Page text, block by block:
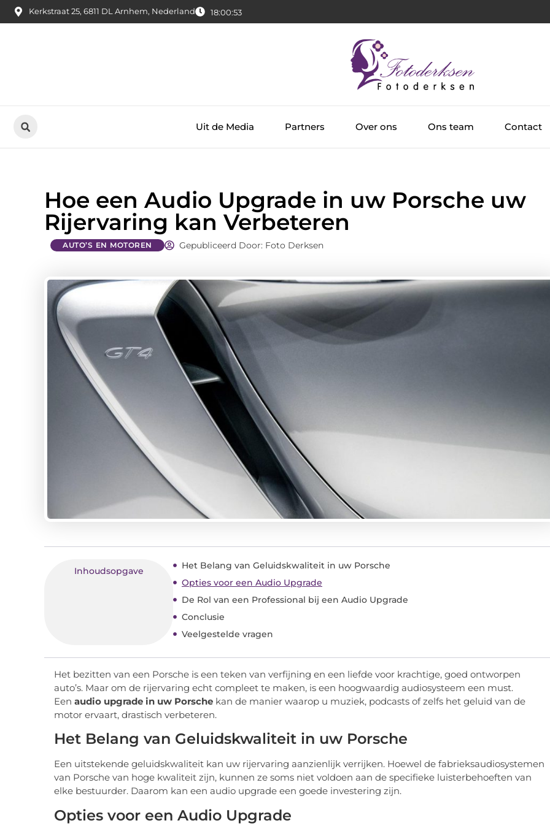
Kerkstraat 25, 6811 DL Arnhem, Nederland 18:00:55
Uit de Media Partners Over ons Ons team Contact
Hoe een Audio Upgrade in uw Porsche uw
Rijervaring kan Verbeteren
AUTO’S EN MOTOREN Gepubliceerd Door: Foto Derksen
Inhoudsopgave
Het Belang van Geluidskwaliteit in uw Porsche
Opties voor een Audio Upgrade
De Rol van een Professional bij een Audio Upgrade
Conclusie
Veelgestelde vragen
Het bezitten van een Porsche is een teken van verfijning en een liefde voor krachtige, goed ontworpen
auto’s. Maar om de rijervaring echt compleet te maken, is een hoogwaardig audiosysteem een must.
Een audio upgrade in uw Porsche kan de manier waarop u muziek, podcasts of zelfs het geluid van de
motor ervaart, drastisch verbeteren.
Het Belang van Geluidskwaliteit in uw Porsche
Een uitstekende geluidskwaliteit kan uw rijervaring aanzienlijk verrijken. Hoewel de fabrieksaudiosystemen
van Porsche van hoge kwaliteit zijn, kunnen ze soms niet voldoen aan de specifieke luisterbehoeften van
elke bestuurder. Daarom kan een audio upgrade een goede investering zijn.
Opties voor een Audio Upgrade